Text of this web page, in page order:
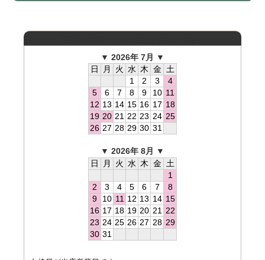
▼ 2026年 7月 ▼
日
月 火 水 木 金
土
1
2 3
4
5
6 7 8 9 10 11
12 13 14 15 16 17 18
19 20 21 22 23 24 25
26 27 28 29 30 31
▼ 2026年 8月 ▼
日
月 火 水 木 金
土
1
2
3 4 5 6 7
8
9
10 11 12 13 14 15
16 17 18 19 20 21
22
23 24 25 26 27 28 29
30 31